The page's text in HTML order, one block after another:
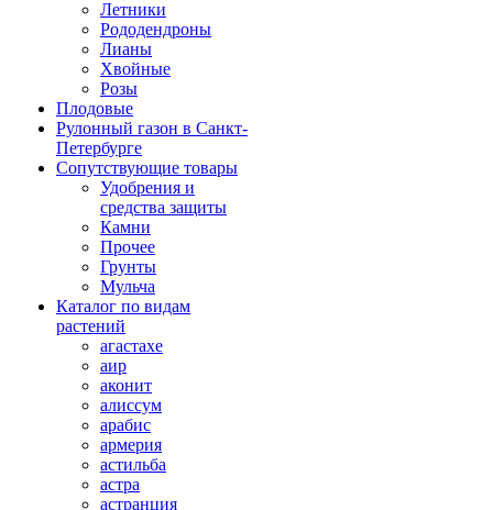
Летники
Рододендроны
Лианы
Хвойные
Розы
Плодовые
Рулонный газон в Санкт-
Петербурге
Сопутствующие товары
Удобрения и
средства защиты
Камни
Прочее
Грунты
Мульча
Каталог по видам
растений
агастахе
аир
аконит
алиссум
арабис
армерия
астильба
астра
астранция